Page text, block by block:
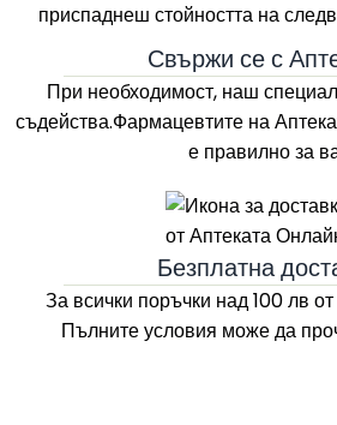
приспаднеш стойността на
Свържи се с
При необходимост, наш
съдейства.Фармацевтите на
е правилно за
Безплатна
За всички поръчки над 100 лв
Пълните условия може да